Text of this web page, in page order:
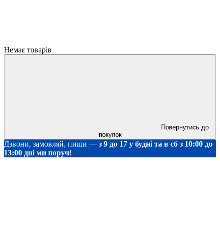
Немає товарів
Повернутись до
покупок
Дзвони, замовляй, пиши — з 9 до 17 у будні та в сб з 10:00 до
13:00 дні ми поруч!